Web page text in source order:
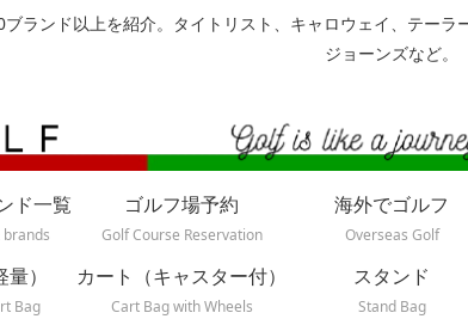
ランド以上を紹介。タイトリスト、キャロウェイ、テー
ジョーンズなど。
ド一覧
ゴルフ場予約
Golf Course Reservation
海外でゴルフ
Overseas Golf
）
Bag
カート（キャスター付）
Cart Bag with Wheels
スタンド
Stand Bag